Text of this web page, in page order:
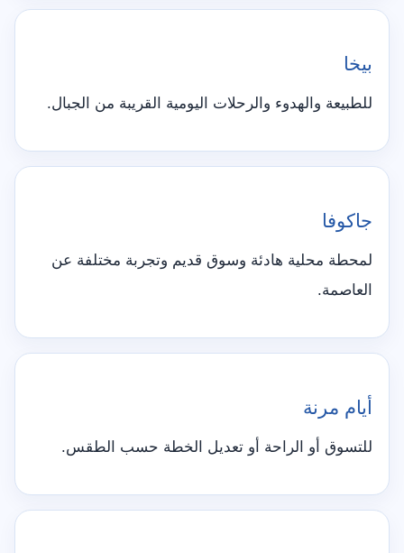
بيخا
للطبيعة والهدوء والرحلات اليومية القريبة من الجبال.
جاكوفا
لمحطة محلية هادئة وسوق قديم وتجربة مختلفة عن
العاصمة.
أيام مرنة
للتسوق أو الراحة أو تعديل الخطة حسب الطقس.